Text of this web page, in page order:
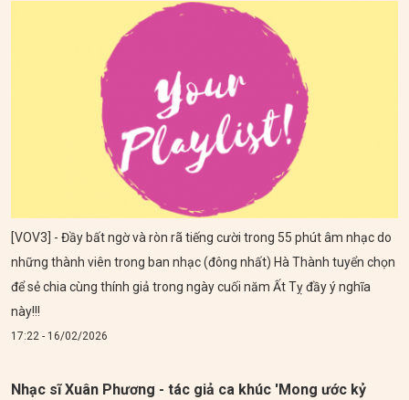
[VOV3] - Đầy bất ngờ và ròn rã tiếng cười trong 55 phút âm nhạc do
những thành viên trong ban nhạc (đông nhất) Hà Thành tuyển chọn
để sẻ chia cùng thính giả trong ngày cuối năm Ất Tỵ đầy ý nghĩa
này!!!
17:22 - 16/02/2026
Nhạc sĩ Xuân Phương - tác giả ca khúc 'Mong ước kỷ